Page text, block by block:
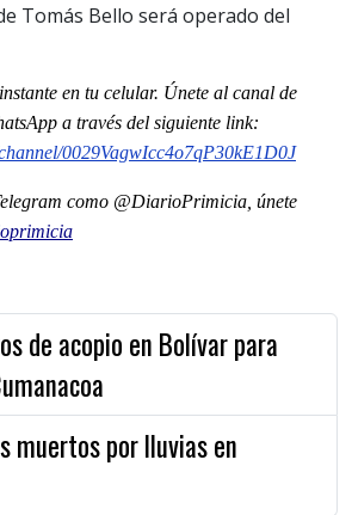
Tomás Bello será operado del
en tu celular. Únete al canal de
a través del siguiente link:
0029VagwIcc4o7qP30kE1D0J
como @DiarioPrimicia, únete
de acopio en Bolívar para
muertos por lluvias en